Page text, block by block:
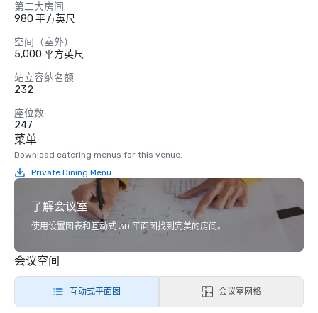
第二大房间
980 平方英尺
空间（室外）
5,000 平方英尺
站立容纳名额
232
座位数
247
菜单
Download catering menus for this venue.
Private Dining Menu
了解会议室
使用设置图表和互动式 3D 平面图找到完美的房间。
会议空间
互动式平面图 会议室网格